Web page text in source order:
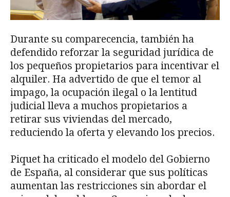
Durante su comparecencia, también ha
defendido reforzar la seguridad jurídica de
los pequeños propietarios para incentivar el
alquiler. Ha advertido de que el temor al
impago, la ocupación ilegal o la lentitud
judicial lleva a muchos propietarios a
retirar sus viviendas del mercado,
reduciendo la oferta y elevando los precios.
Piquet ha criticado el modelo del Gobierno
de España, al considerar que sus políticas
aumentan las restricciones sin abordar el